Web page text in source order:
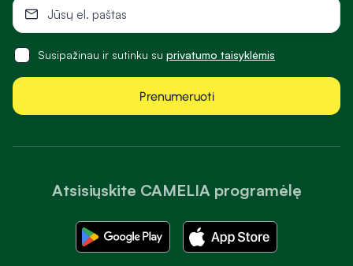
Atsisiųskite CAMELIA programėlę
Susipažinau ir sutinku su privatumo taisyklėmis
Prenumeruoti